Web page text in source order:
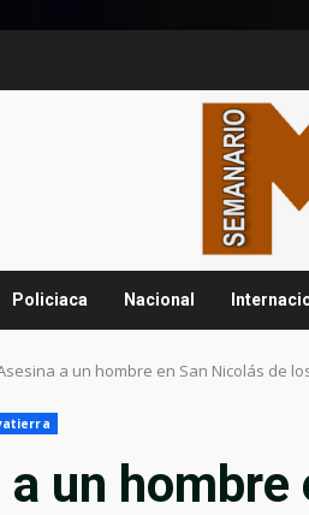
Policiaca Nacional
a un hombre en San Nicolás de
un hombre